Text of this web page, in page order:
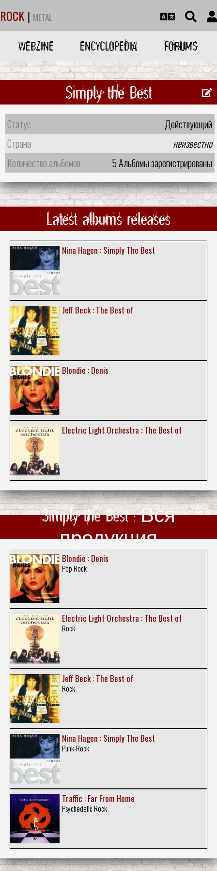
ROCK | METAL
WEBZINE ENCYCLOPEDIA FORUMS
Simply the Best
Статус
Действующий
Страна
неизвестно
Количество альбомов
5 Альбомы зарегистрированы
Latest albums releases
Nina Hagen : Simply The Best
Jeff Beck : The Best of
Blondie : Denis
Electric Light Orchestra : The Best of
Simply the Best : Вся
продукция
Blondie : Denis
Pop Rock
Electric Light Orchestra : The Best of
Rock
Jeff Beck : The Best of
Rock
Nina Hagen : Simply The Best
Punk-Rock
Traffic : Far From Home
Psychedelic Rock